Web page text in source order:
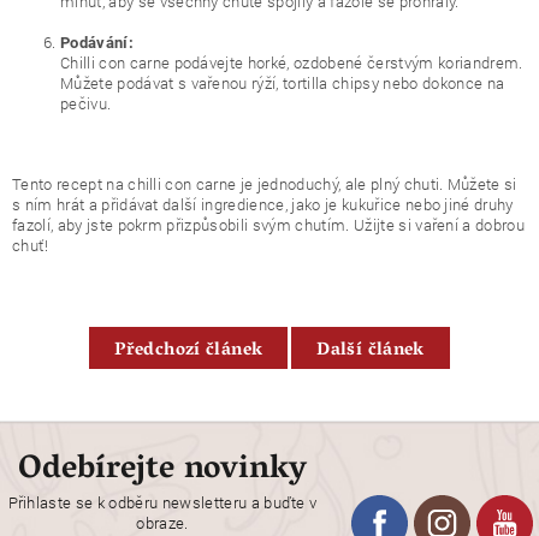
Podávání:
Chilli con carne podávejte horké, ozdobené čerstvým koriandrem.
Můžete podávat s vařenou rýží, tortilla chipsy nebo dokonce na
pečivu.
Tento recept na chilli con carne je jednoduchý, ale plný chuti. Můžete si
s ním hrát a přidávat další ingredience, jako je kukuřice nebo jiné druhy
fazolí, aby jste pokrm přizpůsobili svým chutím. Užijte si vaření a dobrou
chuť!
Předchozí článek Další článek
Odebírejte novinky
Přihlaste se k odběru newsletteru a buďte v
obraze.